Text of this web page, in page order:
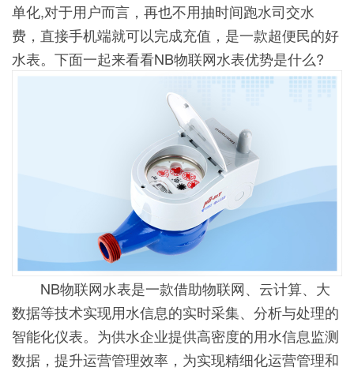
单化,对于用户而言，再也不用抽时间跑水司交水
费，直接手机端就可以完成充值，是一款超便民的好
水表。下面一起来看看NB物联网水表优势是什么?
NB物联网水表是一款借助物联网、云计算、大
数据等技术实现用水信息的实时采集、分析与处理的
智能化仪表。为供水企业提供高密度的用水信息监测
数据，提升运营管理效率，为实现精细化运营管理和